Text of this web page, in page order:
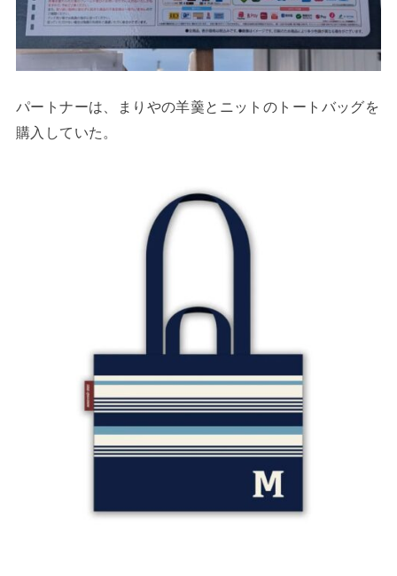
パートナーは、まりやの羊羹とニットのトートバッグを
購入していた。